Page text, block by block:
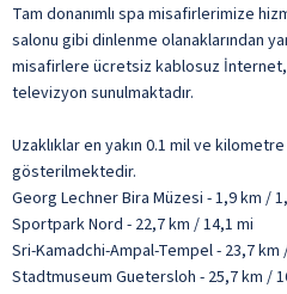
Tam donanımlı spa misafirlerimize
salonu gibi dinlenme olanaklarından
misafirlere ücretsiz kablosuz
televizyon sunulmaktadır.
Uzaklıklar en yakın 0.1 mil ve
gösterilmektedir.
Georg Lechner Bira Müzesi - 1,9 km /
Sportpark Nord - 22,7 km / 14,1 mi
Sri-Kamadchi-Ampal-Tempel - 23,7 km
Stadtmuseum Guetersloh - 25,7 km /